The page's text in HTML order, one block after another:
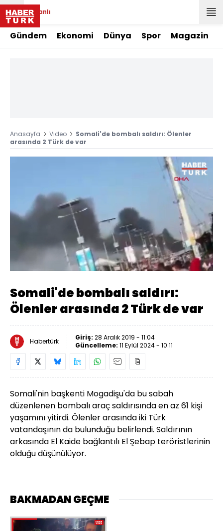
Canlı
Gündem Ekonomi Dünya Spor Magazin
Anasayfa Video
Somali'de bombalı saldırı: Ölenler
arasında 2 Türk de var
Aç
Yüklendi:
37.26%
Oynatma
Hızı
Somali'de bombalı saldırı:
Ölenler arasında 2 Türk de var
Habertürk Giriş: 28 Aralık 2019 - 11:04
Güncelleme: 11 Eylül 2024 - 10:11
Somali'nin başkenti Mogadişu'da bu sabah
düzenlenen bombalı araç saldırısında en az 61 kişi
yaşamını yitirdi. Ölenler arasında iki Türk
vatandaşının da bulunduğu belirlendi. Saldırının
arkasında El Kaide bağlantılı El Şebap teröristlerinin
olduğu düşünülüyor.
BAKMADAN GEÇME